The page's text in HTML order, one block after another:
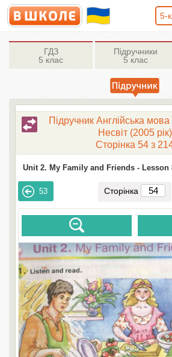
5-
ГДЗ
5 клас
Підручники
5 клас
Підручник Англійська
Несвіт (2005 рік)
Сторінка 54 з
Unit 2. My Family and Friends - Lesson
53 Сторінка